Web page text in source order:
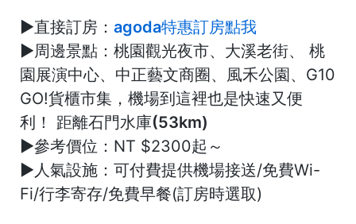
►直接訂房： agoda特惠訂房點我
►周邊景點： 桃園觀光夜市、大溪老街、 桃
園展演中心、中正藝文商圈、風禾公園、G10
GO!貨櫃市集，機場到這裡也是快速又便
利！ 距離石門水庫(53km)
►參考價位： NT $2300起～
►人氣設施： 可付費提供機場接送/免費Wi-
Fi/行李寄存/免費早餐(訂房時選取)